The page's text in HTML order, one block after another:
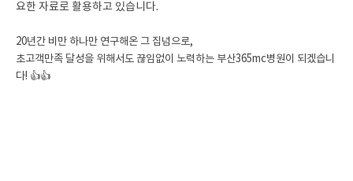
요한 자료로 활용하고 있습니다.
20년간 비만 하나만 연구해온 그 집념으로,
초고객만족 달성을 위해서도 끊임없이 노력하는 부산365mc병원이 되겠습니
다! 👍👍